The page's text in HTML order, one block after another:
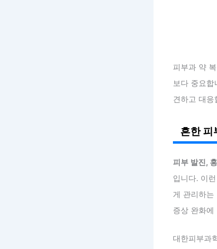
피부과 약
보다 중요
견하고 대응
흔한 피
피부 발진,
입니다. 이
게 관리하
증상 완화에
대한피부과